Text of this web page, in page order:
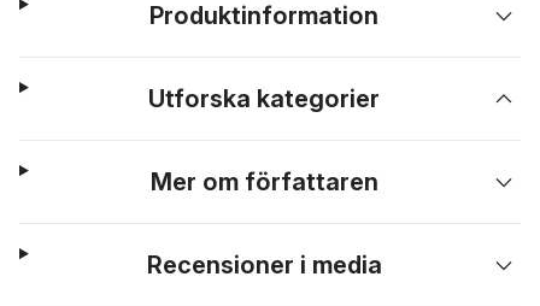
Produktinformation
Utforska kategorier
Mer om författaren
Recensioner i media